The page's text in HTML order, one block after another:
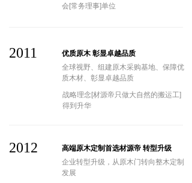
会[常务理事]单位
2011
优质原木 彰显卓越品质
全球视野、组建原木采购基地、保障优
质木材、彰显卓越品质
战略理念[材源帝只做大自然的搬运工]
得到升华
2012
高端原木定制首选材源帝 转型升级
企业转型升级，从原木门转向整木定制
发展